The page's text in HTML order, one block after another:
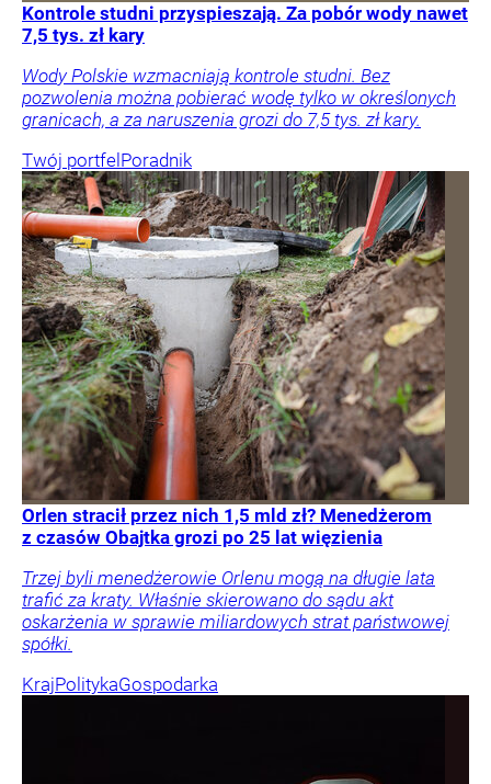
Kontrole studni przyspieszają. Za pobór wody nawet
7,5 tys. zł kary
Wody Polskie wzmacniają kontrole studni. Bez
pozwolenia można pobierać wodę tylko w określonych
granicach, a za naruszenia grozi do 7,5 tys. zł kary.
Twój portfelPoradnik
Orlen stracił przez nich 1,5 mld zł? Menedżerom
z czasów Obajtka grozi po 25 lat więzienia
Trzej byli menedżerowie Orlenu mogą na długie lata
trafić za kraty. Właśnie skierowano do sądu akt
oskarżenia w sprawie miliardowych strat państwowej
spółki.
KrajPolitykaGospodarka